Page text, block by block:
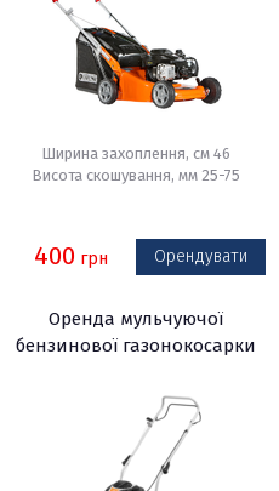
Ширина захоплення, см 46
Висота скошування, мм 25-75
400 грн Орендувати
Оренда мульчуючої
бензинової газонокосарки